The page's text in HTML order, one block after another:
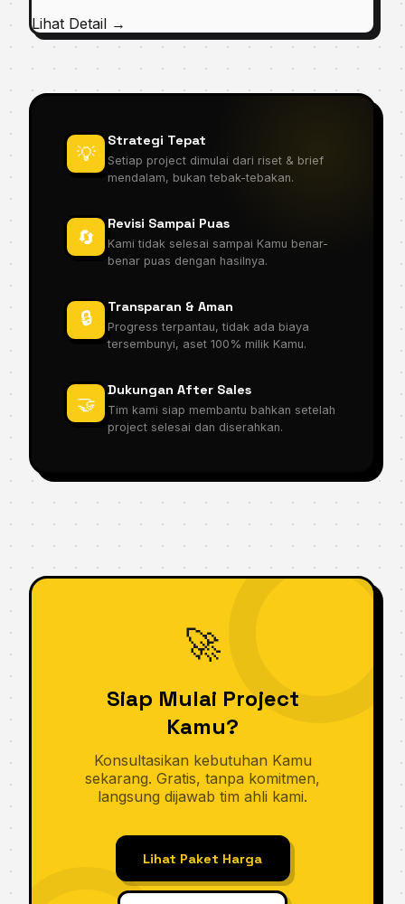
Lihat Detail →
💡
Strategi Tepat
Setiap project dimulai dari riset & brief
mendalam, bukan tebak-tebakan.
🔄
Revisi Sampai Puas
Kami tidak selesai sampai Kamu benar-
benar puas dengan hasilnya.
🔒 Transparan & Aman
Progress terpantau, tidak ada biaya
tersembunyi, aset 100% milik Kamu.
🤝
Dukungan After Sales
Tim kami siap membantu bahkan setelah
project selesai dan diserahkan.
🚀
Siap Mulai Project
Kamu?
Konsultasikan kebutuhan Kamu
sekarang. Gratis, tanpa komitmen,
langsung dijawab tim ahli kami.
Lihat Paket Harga